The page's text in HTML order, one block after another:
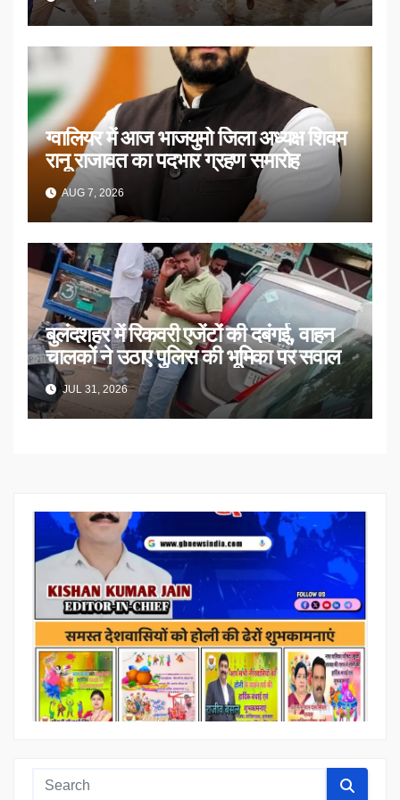
ग्वालियर में आज भाजयुमो जिला अध्यक्ष शिवम
रानू राजावत का पदभार ग्रहण समारोह
AUG 7, 2026
बुलंदशहर में रिकवरी एजेंटों की दबंगई, वाहन
चालकों ने उठाए पुलिस की भूमिका पर सवाल
JUL 31, 2026